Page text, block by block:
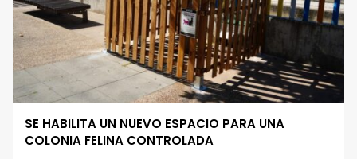
SE HABILITA UN NUEVO ESPACIO PARA UNA
COLONIA FELINA CONTROLADA